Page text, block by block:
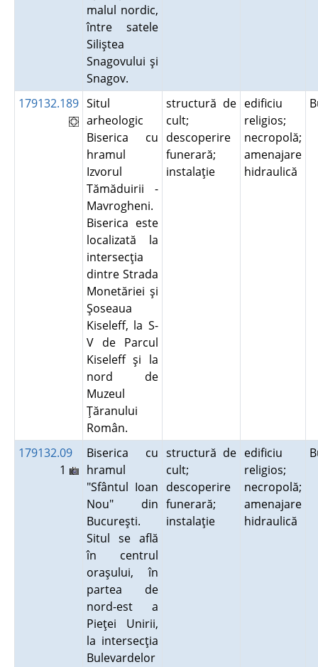
malul nordic,
între satele
Siliştea
Snagovului şi
Snagov.
179132.189 Situl
arheologic
Biserica cu
hramul
Izvorul
Tămăduirii -
Mavrogheni.
Biserica este
localizată la
intersecţia
dintre Strada
Monetăriei şi
Şoseaua
Kiseleff, la S-
V de Parcul
Kiseleff şi la
nord de
Muzeul
Ţăranului
Român.
structură de
cult;
descoperire
funerară;
instalaţie
edificiu
religios;
necropolă;
amenajare
hidraulică
179132.09
1
Biserica cu
hramul
"Sfântul Ioan
Nou" din
Bucureşti.
Situl se află
în centrul
oraşului, în
partea de
nord-est a
Pieţei Unirii,
la intersecţia
Bulevardelor
structură de
cult;
descoperire
funerară;
instalaţie
edificiu
religios;
necropolă;
amenajare
hidraulică